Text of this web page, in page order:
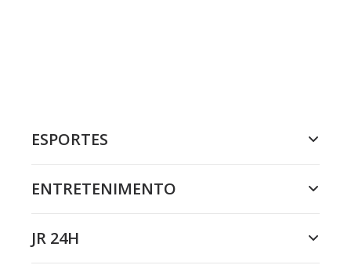
ESPORTES
ENTRETENIMENTO
JR 24H